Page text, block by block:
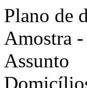
Plano de
Amostra
Assunto